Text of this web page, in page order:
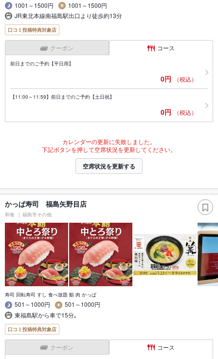
1001～1500円
1001～1500円
JR東北本線南福島駅出口より徒歩約13分
口コミ投稿特典対象店
クーポン コース
前日までのご予約【平日用】
0円 （税込）
【11:00～11:59】前日までのご予約【土日祝】
0円 （税込）
カレンダーの更新に失敗しました。
下記ボタンを押して空席状況を更新してください。
空席状況を更新する
かっぱ寿司 福島矢野目店
和食 福島市その他
寿司 回転寿司 すし 食べ放題 鮨 肉 かっぱ
501～1000円
501～1000円
東福島駅から車で15分｡
口コミ投稿特典対象店
クーポン コース